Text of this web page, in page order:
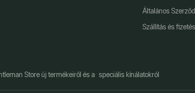
Általános
Szállítás és fizetés
Store új termékeiről és a speciális kínálatokról